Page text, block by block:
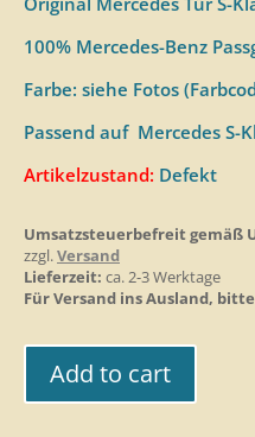
100% Mercedes-Benz
Farbe: siehe Fotos
Passend auf Mercedes S-
Artikelzustand: Defekt
Umsatzsteuerbefreit gemäß
zzgl.Versand
Lieferzeit: ca. 2-3 Werktage
Für Versand ins Ausland,
Add to cart